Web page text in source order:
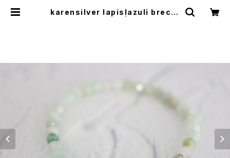
karensilver lapislazuli brecel